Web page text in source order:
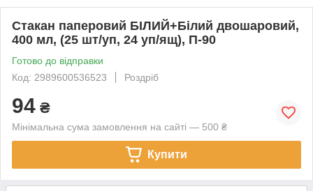
Стакан паперовий БІЛИЙ+Білий двошаровий,
400 мл, (25 шт/уп, 24 уп/ящ), П-90
Готово до відправки
Код: 2989600536523
Роздріб
94 ₴
Мінімальна сума замовлення на сайті — 500 ₴
Купити